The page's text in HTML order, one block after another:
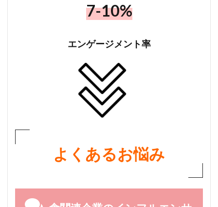
7-10%
エンゲージメント率
よくあるお悩み